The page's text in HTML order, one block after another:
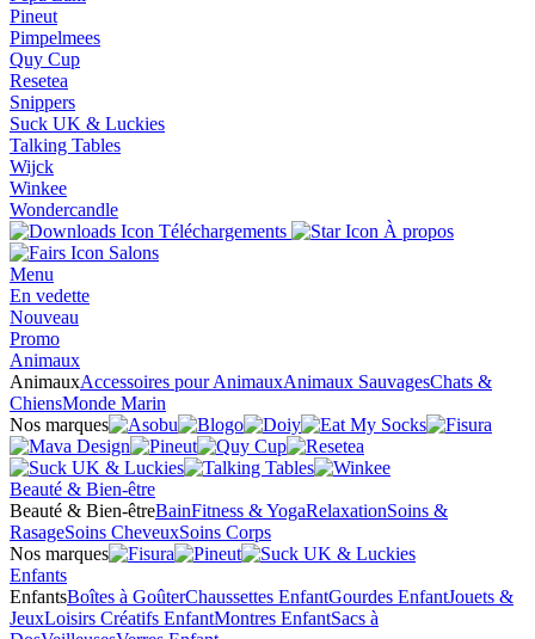
Pineut
Pimpelmees
Quy Cup
Resetea
Snippers
Suck UK & Luckies
Talking Tables
Wijck
Winkee
Wondercandle
Téléchargements
À propos
Salons
Menu
En vedette
Nouveau
Promo
Animaux
AnimauxAccessoires pour AnimauxAnimaux SauvagesChats &
ChiensMonde Marin
Nos marques
Beauté & Bien-être
Beauté & Bien-êtreBainFitness & YogaRelaxationSoins &
RasageSoins CheveuxSoins Corps
Nos marques
Enfants
EnfantsBoîtes à GoûterChaussettes EnfantGourdes EnfantJouets &
JeuxLoisirs Créatifs EnfantMontres EnfantSacs à